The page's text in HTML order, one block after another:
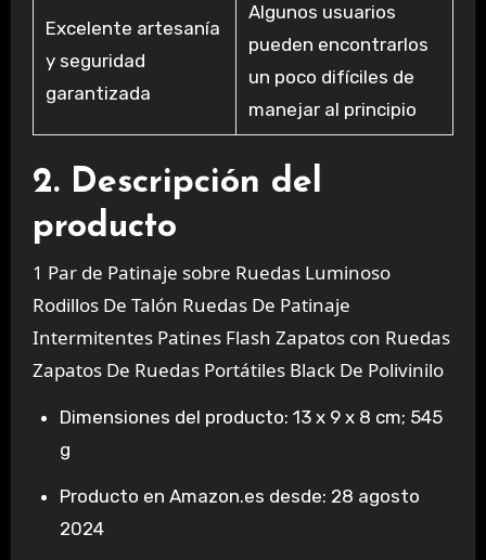
Excelente artesanía
y seguridad
garantizada
Algunos usuarios
pueden encontrarlos
un poco difíciles de
manejar al principio
2. Descripción del
producto
1 Par de Patinaje sobre Ruedas Luminoso
Rodillos De Talón Ruedas De Patinaje
Intermitentes Patines Flash Zapatos con Ruedas
Zapatos De Ruedas Portátiles Black De Polivinilo
Dimensiones del producto: 13 x 9 x 8 cm; 545
g
Producto en Amazon.es desde: 28 agosto
2024